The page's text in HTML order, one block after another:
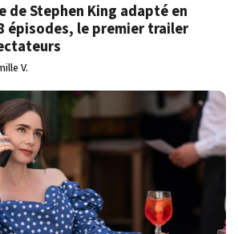
de Stephen King adapté en
épisodes, le premier trailer
V.